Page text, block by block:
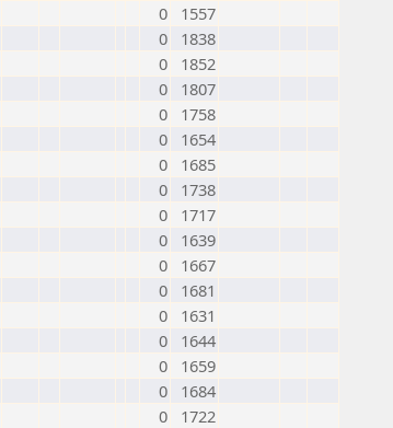
0
1557
0
1838
0
1852
0
1807
0
1758
0
1654
0
1685
0
1738
0
1717
0
1639
0
1667
0
1681
0
1631
0
1644
0
1659
0
1684
0
1722